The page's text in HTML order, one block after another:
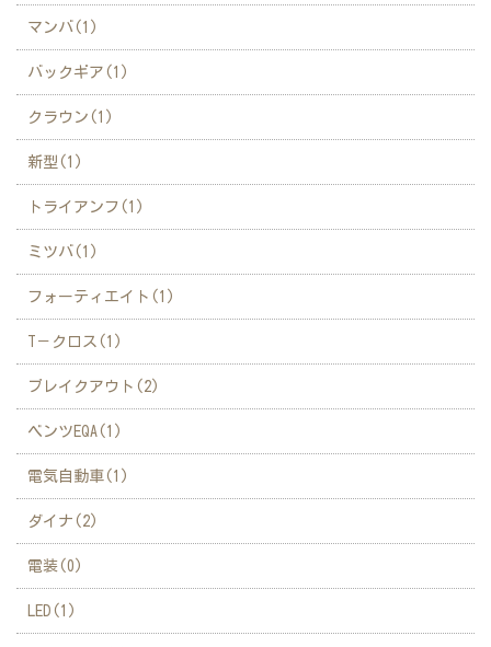
マンバ(1)
バックギア(1)
クラウン(1)
新型(1)
トライアンフ(1)
ミツバ(1)
フォーティエイト(1)
T－クロス(1)
ブレイクアウト(2)
ベンツEQA(1)
電気自動車(1)
ダイナ(2)
電装(0)
LED(1)